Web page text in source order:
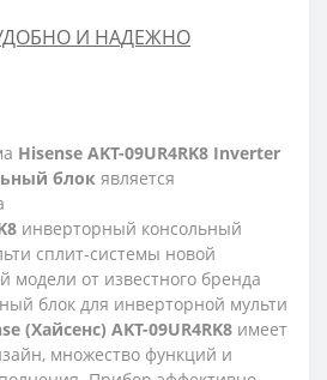
И НАДЕЖНО
Hisense AKT-09UR4RK8 Inverter
блок является
инверторный консольный
сплит-системы новой
модели от известного бренда
блок для инверторной мульти
(Хайсенс) AKT-09UR4RK8 имеет
множество функций и